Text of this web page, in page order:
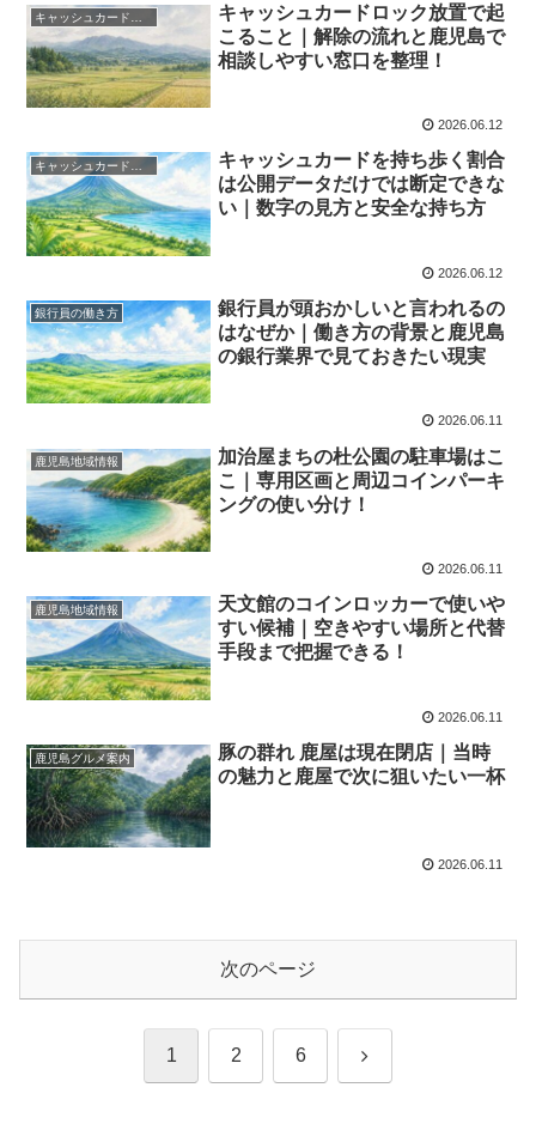
キャッシュカードロック放置で起
こること｜解除の流れと鹿児島で
相談しやすい窓口を整理！
2026.06.12
キャッシュカードを持ち歩く割合
は公開データだけでは断定できな
い｜数字の見方と安全な持ち方
2026.06.12
銀行員の働き方
銀行員が頭おかしいと言われるの
はなぜか｜働き方の背景と鹿児島
の銀行業界で見ておきたい現実
2026.06.11
鹿児島地域情報
加治屋まちの杜公園の駐車場はこ
こ｜専用区画と周辺コインパーキ
ングの使い分け！
2026.06.11
鹿児島地域情報
天文館のコインロッカーで使いや
すい候補｜空きやすい場所と代替
手段まで把握できる！
2026.06.11
鹿児島グルメ案内
豚の群れ 鹿屋は現在閉店｜当時
の魅力と鹿屋で次に狙いたい一杯
2026.06.11
次のページ
1 2 6 次